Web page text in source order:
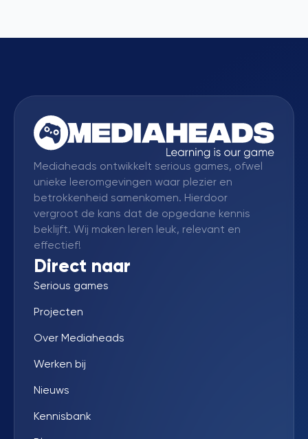
Mediaheads ontwikkelt serious games, ofwel
unieke leeromgevingen waar plezier en
betrokkenheid samenkomen. Hierdoor
vergroot de kans dat de opgedane kennis
beklijft. Wij maken leren leuk, relevant en
effectief!
Direct naar
Serious games
Projecten
Over Mediaheads
Werken bij
Nieuws
Kennisbank